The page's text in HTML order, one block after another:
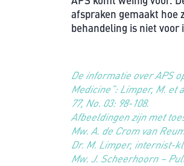
afspraken gemaakt hoe
behandeling is niet
De informatie over APS
Medicine”: Limper, M. et
77, No. 03: 98-108.
Afbeeldingen zijn met
Mw. A. de Crom van
Dr. M. Limper, internist-
Mw. J. Scheerhoorn –